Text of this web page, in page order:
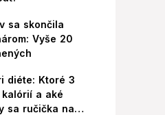
sa skončila
Vyše 20
diéte: Ktoré 3
a aké
sa ručička na